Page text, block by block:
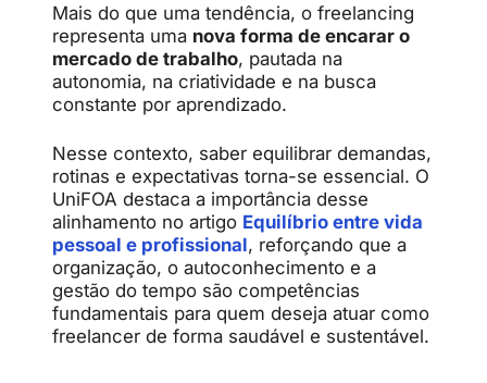
Mais do que uma tendência, o freelancing
representa uma nova forma de encarar o
mercado de trabalho, pautada na
autonomia, na criatividade e na busca
constante por aprendizado.
Nesse contexto, saber equilibrar demandas,
rotinas e expectativas torna-se essencial. O
UniFOA destaca a importância desse
alinhamento no artigo Equilíbrio entre vida
pessoal e profissional, reforçando que a
organização, o autoconhecimento e a
gestão do tempo são competências
fundamentais para quem deseja atuar como
freelancer de forma saudável e sustentável.